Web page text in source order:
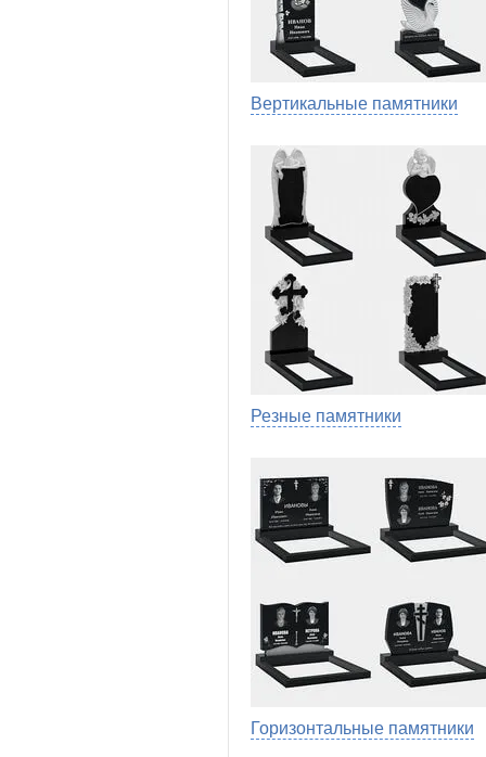
Вертикальные памятники
Резные памятники
Горизонтальные памятники